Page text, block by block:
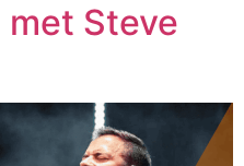
Steve